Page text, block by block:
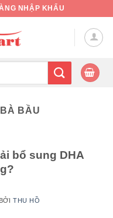
NHẬP KHẨU
BÀ BẦU
bổ sung DHA
BỞITHU HỒ